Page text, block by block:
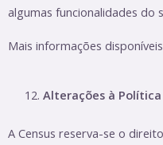
algumas funcionalidades do
Mais informações
Alterações à Política
A Census reserva-se o